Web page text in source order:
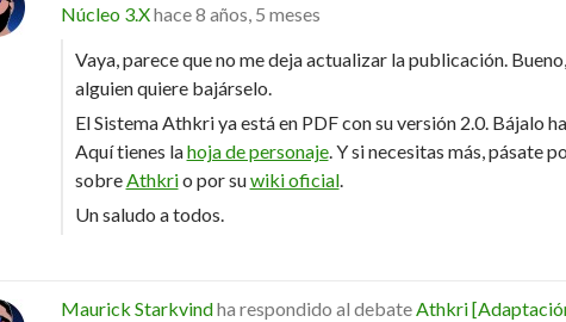
Núcleo 3.Xhace 8 años, 5 meses
Vaya, parece que no me deja actualizar la publicación.
alguien quiere bajárselo.
El Sistema Athkri ya está en PDF con su versión 2.0. Bájalo
Aquí tienes lahoja de personaje. Y si necesitas más, pásate
sobre Athkrio por suwiki oficial.
Un saludo a todos.
Maurick Starkvindha respondido al debate Athkri